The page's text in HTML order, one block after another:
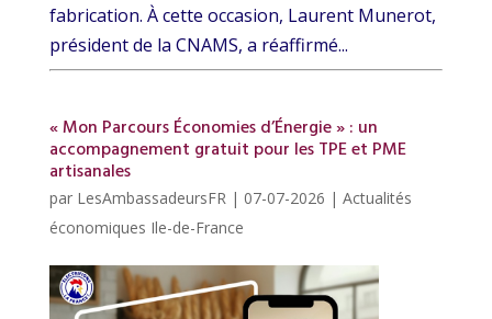
fabrication. À cette occasion, Laurent Munerot,
président de la CNAMS, a réaffirmé...
« Mon Parcours Économies d’Énergie » : un
accompagnement gratuit pour les TPE et PME
artisanales
par LesAmbassadeursFR| 07-07-2026 | Actualités
économiques Ile-de-France